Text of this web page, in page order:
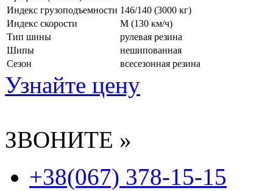
Индекс грузоподъемности 146/140 (3000 кг)
Индекс скорости
M (130 км/ч)
Тип шины
рулевая резина
Шипы
нешипованная
Сезон
всесезонная резина
Узнайте цену
ЗВОНИТЕ »
+38(067) 378-15-15